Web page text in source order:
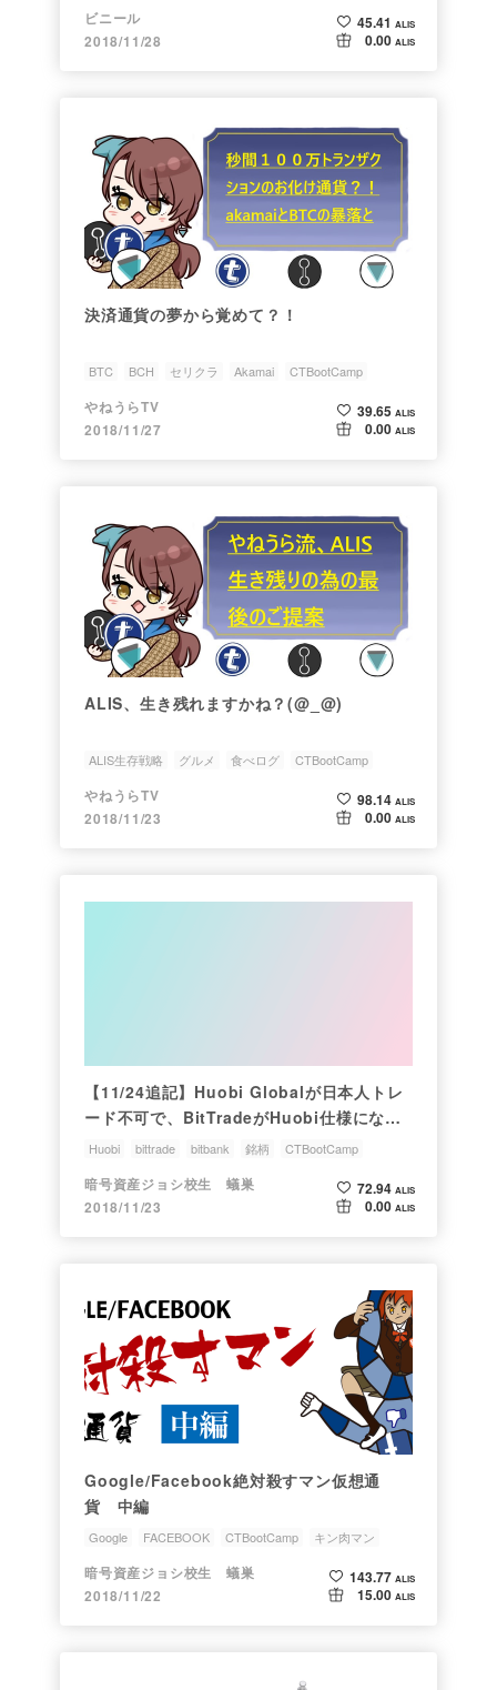
マイニング
ビニール
2018/11/28
45.41 ALIS
0.00 ALIS
決済通貨の夢から覚めて？！
BTC BCH セリクラ Akamai CTBootCamp
やねうらTV
2018/11/27
39.65 ALIS
0.00 ALIS
ALIS、生き残れますかね？(@_@)
ALIS生存戦略 グルメ 食べログ CTBootCamp
やねうらTV
2018/11/23
98.14 ALIS
0.00 ALIS
【11/24追記】Huobi Globalが日本人トレ
ード不可で、BitTradeがHuobi仕様になる
んですって！
Huobi bittrade bitbank 銘柄 CTBootCamp
暗号資産ジョシ校生 蟻巣
2018/11/23
72.94 ALIS
0.00 ALIS
Google/Facebook絶対殺すマン仮想通
貨 中編
Google FACEBOOK CTBootCamp
キン肉マン
絶対殺すマン
暗号資産ジョシ校生 蟻巣
2018/11/22
143.77 ALIS
15.00 ALIS